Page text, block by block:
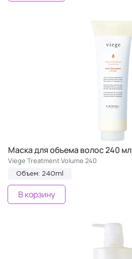
Маска для объема волос 240 мл
Viege Treatment Volume 240
Объем: 240ml
В корзину